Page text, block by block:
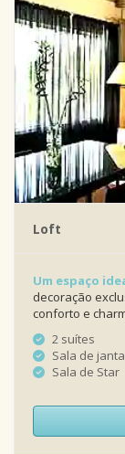
Loft
Um espaço
decoração
conforto e
2 suítes
Sala de
Sala de Star